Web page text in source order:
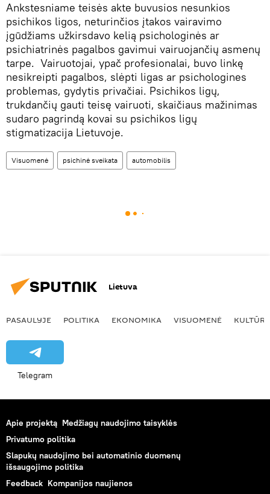
Ankstesniame teisės akte buvusios nesunkios
psichikos ligos, neturinčios įtakos vairavimo
įgūdžiams užkirsdavo kelią psichologinės ar
psichiatrinės pagalbos gavimui vairuojančių asmenų
tarpe. Vairuotojai, ypač profesionalai, buvo linkę
nesikreipti pagalbos, slėpti ligas ar psichologines
problemas, gydytis privačiai. Psichikos ligų,
trukdančių gauti teisę vairuoti, skaičiaus mažinimas
sudaro pagrindą kovai su psichikos ligų
stigmatizacija Lietuvoje.
Visuomenė psichinė sveikata automobilis
Lietuva
PASAULYJE POLITIKA EKONOMIKA VISUOMENĖ KULTŪRA
Telegram
Apie projektą Medžiagų naudojimo taisyklės
Privatumo politika
Slapukų naudojimo bei automatinio duomenų
išsaugojimo politika
Feedback Kompanijos naujienos